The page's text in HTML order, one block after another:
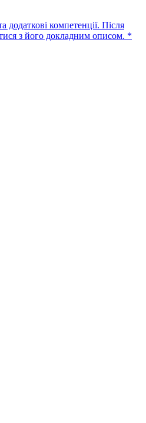
додаткові компетенції. Після
з його докладним описом. *